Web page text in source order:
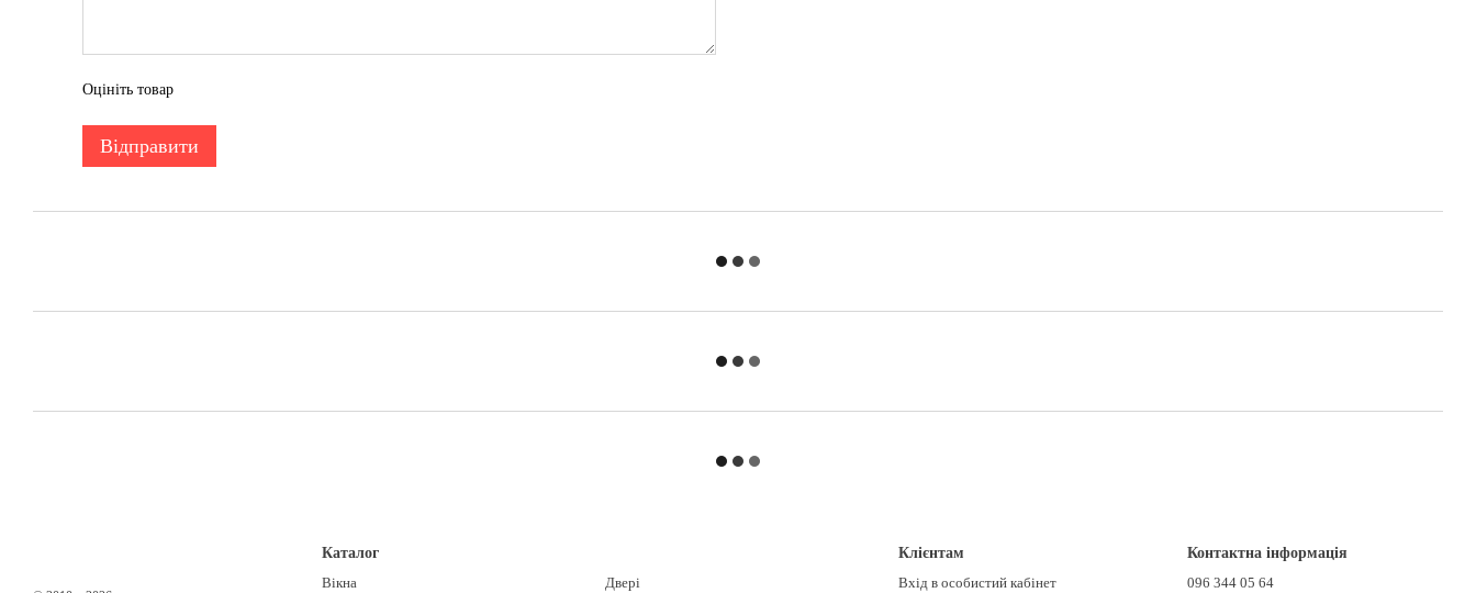
Оцініть товар
Відправити
Каталог
Вікна
Двері
Клієнтам
Вхід в особистий кабінет
Контактна інформація
096 344 05 64